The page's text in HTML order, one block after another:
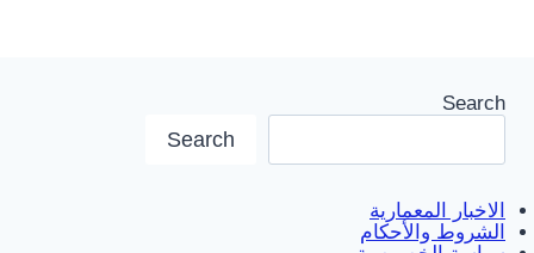
Search
Search
الاخبار المعمارية
الشروط والأحكام